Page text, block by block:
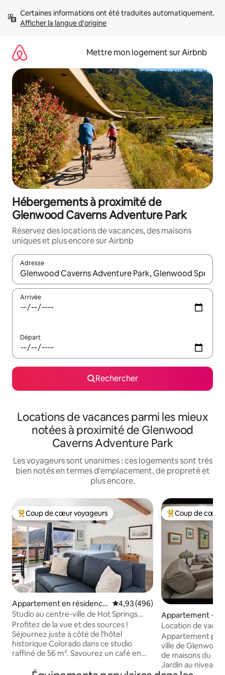
directement
Afficher la langue d'origine
Mettre mon logement sur Airbnb
Hébergements à proximité de
Glenwood Caverns Adventure Park
Réservez des locations de vacances, des maisons
uniques et plus encore sur Airbnb
Adresse
Lorsque les résultats s'affichent, utilisez les flèches vers le
Arrivée
Départ
Rechercher
Locations de vacances parmi les mieux
notées à proximité de Glenwood
Caverns Adventure Park
Les voyageurs sont unanimes : ces logements sont très
bien notés en termes d'emplacement, de propreté et
plus encore.
Coups de cœur voyageurs les plus appréciés
Coup de cœur voyageurs
Appartement en résidence
⋅ Glenwood Springs
Évaluation moyenne sur la
4,93 (496)
Studio au centre-ville de Hot Springs
avec vue et garage
Profitez de la vue et des sources !
Séjournez juste à côté de l'hôtel
historique Colorado dans ce studio
raffiné de 56 m². Savourez un café en
montagne et la ville, avant de vous
Coups de cœur
Coup de cœur
Appartement ⋅
prings
Location de
Appartement
ville de Glenwood
de maisons du
Jardin au niveau